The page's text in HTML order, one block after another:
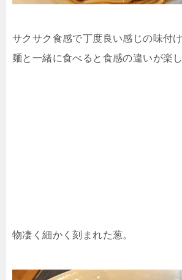
サクサク食感で丁度良い感じの味付け
麺と一緒に食べると食感の違いが楽し
物凄く細かく刻まれた葱。